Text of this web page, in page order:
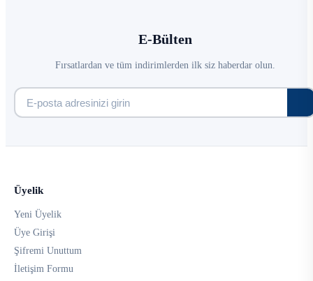
E-Bülten
Fırsatlardan ve tüm indirimlerden ilk siz haberdar olun.
Üyelik
Yeni Üyelik
Üye Girişi
Şifremi Unuttum
İletişim Formu